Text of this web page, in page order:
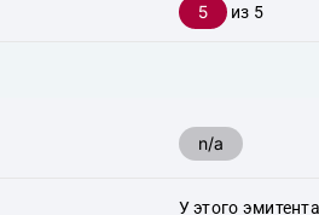
5 из 5
n/a
У этого